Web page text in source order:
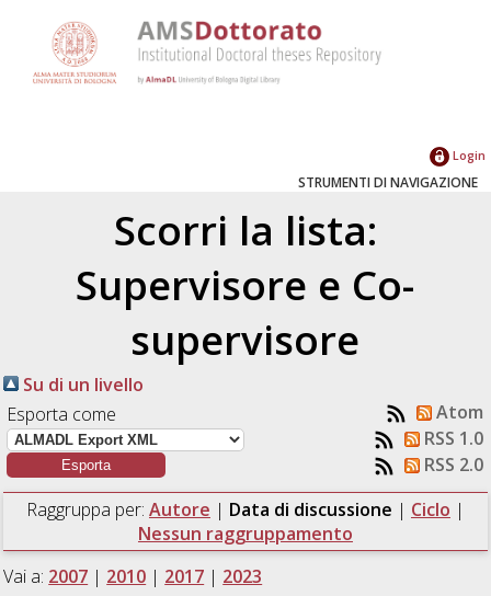
Login
STRUMENTI DI NAVIGAZIONE
Scorri la lista:
Supervisore e Co-
supervisore
Su di un livello
Esporta come
Atom
RSS 1.0
RSS 2.0
Raggruppa per: Autore | Data di discussione | Ciclo |
Nessun raggruppamento
Vai a: 2007 | 2010 | 2017 | 2023